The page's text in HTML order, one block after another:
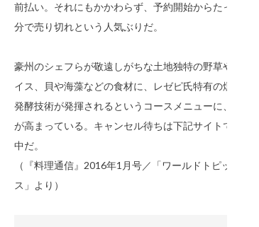
前払い。それにもかかわらず、予約開始からたったの4
分で売り切れという人気ぶりだ。
豪州のシェフらが敬遠しがちな土地独特の野草やスパ
イス、貝や海藻などの食材に、レゼピ氏特有の燻製や
発酵技術が発揮されるというコースメニューに、期待
が高まっている。キャンセル待ちは下記サイトで受付
中だ。
（『料理通信』2016年1月号／「ワールドトピック
ス」より）